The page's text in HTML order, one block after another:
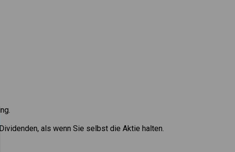
als wenn Sie selbst die Aktie halten.